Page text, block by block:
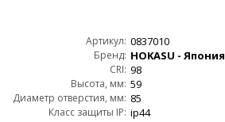
Артикул: 0837010
Бренд: HOKASU - Япония
CRI: 98
Высота, мм: 59
Диаметр отверстия, мм: 85
Класс защиты IP: ip44